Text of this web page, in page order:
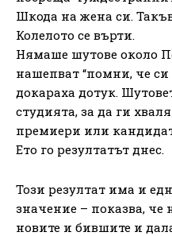
Шкода на жена си.
Колелото се върти.
Нямаше шутове около
нашепват “помни, че си
докараха дотук.
студията, за да ги
премиери или
Ето го резултатът днес.
Този резултат има и
значение – показва,
новите и бившите и